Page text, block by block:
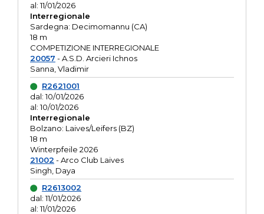
al: 11/01/2026
Interregionale
Sardegna: Decimomannu (CA)
18 m
COMPETIZIONE INTERREGIONALE
20057 - A.S.D. Arcieri Ichnos
Sanna, Vladimir
R2621001
dal: 10/01/2026
al: 10/01/2026
Interregionale
Bolzano: Laives/Leifers (BZ)
18 m
Winterpfeile 2026
21002 - Arco Club Laives
Singh, Daya
R2613002
dal: 11/01/2026
al: 11/01/2026